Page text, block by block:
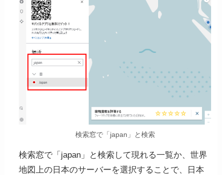
NordVPNの公式サイト
から「NordVPNを購
入」をクリック。
購入プランを選ぶ
検索窓で「japan」と検索
検索窓で「japan」と検索して現れる一覧か、世界
地図上の日本のサーバーを選択することで、日本